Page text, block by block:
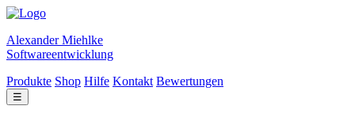
Alexander Miehlke
Softwareentwicklung
Produkte Shop Hilfe Kontakt Bewertungen
☰